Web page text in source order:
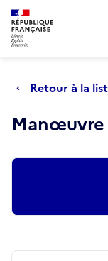
Aller au menu principal
Retour à la
Actions
Retour au début de
Panneau de